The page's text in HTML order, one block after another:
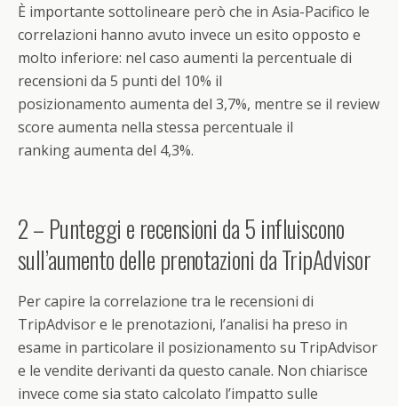
È importante sottolineare però che in Asia-Pacifico le
correlazioni hanno avuto invece un esito opposto e
molto inferiore: nel caso aumenti la percentuale di
recensioni da 5 punti del 10% il
posizionamento aumenta del 3,7%, mentre se il review
score aumenta nella stessa percentuale il
ranking aumenta del 4,3%.
2 – Punteggi e recensioni da 5 influiscono
sull’aumento delle prenotazioni da TripAdvisor
Per capire la correlazione tra le recensioni di
TripAdvisor e le prenotazioni, l’analisi ha preso in
esame in particolare il posizionamento su TripAdvisor
e le vendite derivanti da questo canale. Non chiarisce
invece come sia stato calcolato l’impatto sulle